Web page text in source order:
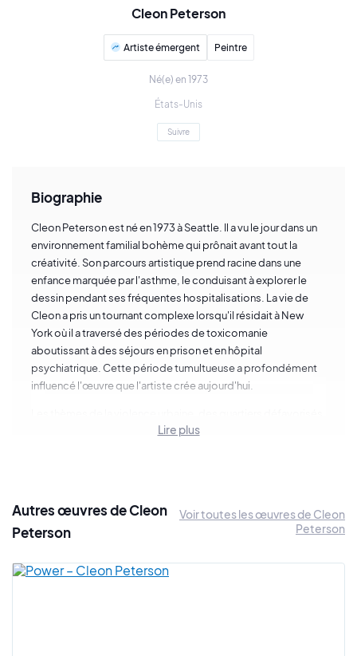
Cleon Peterson
Artiste émergent Peintre
Né(e) en 1973
États-Unis
Suivre
Biographie
Cleon Peterson est né en 1973 à Seattle. Il a vu le jour dans un
environnement familial bohème qui prônait avant tout la
créativité. Son parcours artistique prend racine dans une
enfance marquée par l'asthme, le conduisant à explorer le
dessin pendant ses fréquentes hospitalisations. La vie de
Cleon a pris un tournant complexe lorsqu'il résidait à New
York où il a traversé des périodes de toxicomanie
aboutissant à des séjours en prison et en hôpital
psychiatrique. Cette période tumultueuse a profondément
influencé l'œuvre que l'artiste crée aujourd'hui.
et de la tension sociale sont au cœur de ses créations. Cleon
porter de jugement moral.
forgé une réputation notable en tant que graphiste dans le
monde du skateboard. En 1998, il rejoint l'équipe
Lire plus
Autres œuvres de Cleon
Peterson
Voir toutes les œuvres de Cleon
Peterson